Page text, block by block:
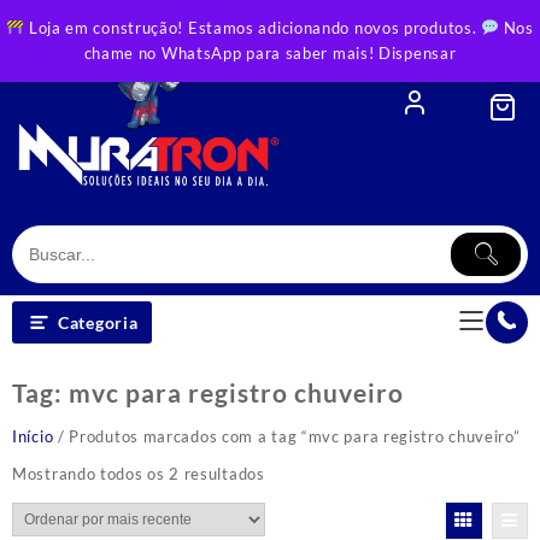
Loja em construção! Estamos adicionando novos produtos.
Nos
chame no WhatsApp para saber mais! Dispensar
to
Categoria
Tag: mvc para registro chuveiro
Início / Produtos marcados com a tag “mvc para registro chuveiro”
Mostrando todos os 2 resultados